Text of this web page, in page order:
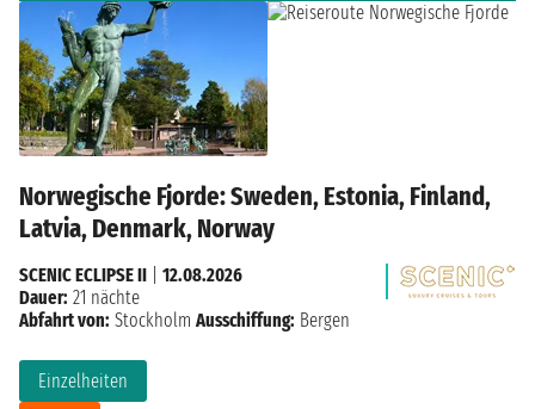
Norwegische Fjorde: Sweden, Estonia, Finland,
Latvia, Denmark, Norway
Einzelheiten
SCENIC ECLIPSE II
12.08.2026
Dauer: 21 nächte
Abfahrt von: Stockholm Ausschiffung: Bergen